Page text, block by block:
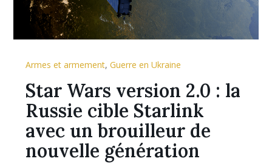
Armes et armement,Guerre en Ukraine
Star Wars version 2.0 : la
Russie cible Starlink
avec un brouilleur de
nouvelle génération